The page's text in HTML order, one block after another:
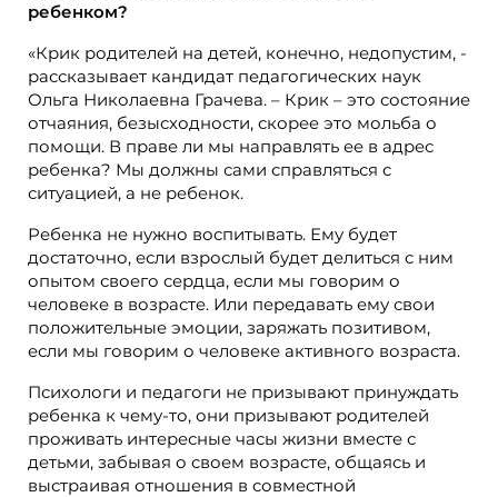
ребенком?
«Крик родителей на детей, конечно, недопустим, -
рассказывает кандидат педагогических наук
Ольга Николаевна Грачева. – Крик – это состояние
отчаяния, безысходности, скорее это мольба о
помощи. В праве ли мы направлять ее в адрес
ребенка? Мы должны сами справляться с
ситуацией, а не ребенок.
Ребенка не нужно воспитывать. Ему будет
достаточно, если взрослый будет делиться с ним
опытом своего сердца, если мы говорим о
человеке в возрасте. Или передавать ему свои
положительные эмоции, заряжать позитивом,
если мы говорим о человеке активного возраста.
Психологи и педагоги не призывают принуждать
ребенка к чему-то, они призывают родителей
проживать интересные часы жизни вместе с
детьми, забывая о своем возрасте, общаясь и
выстраивая отношения в совместной